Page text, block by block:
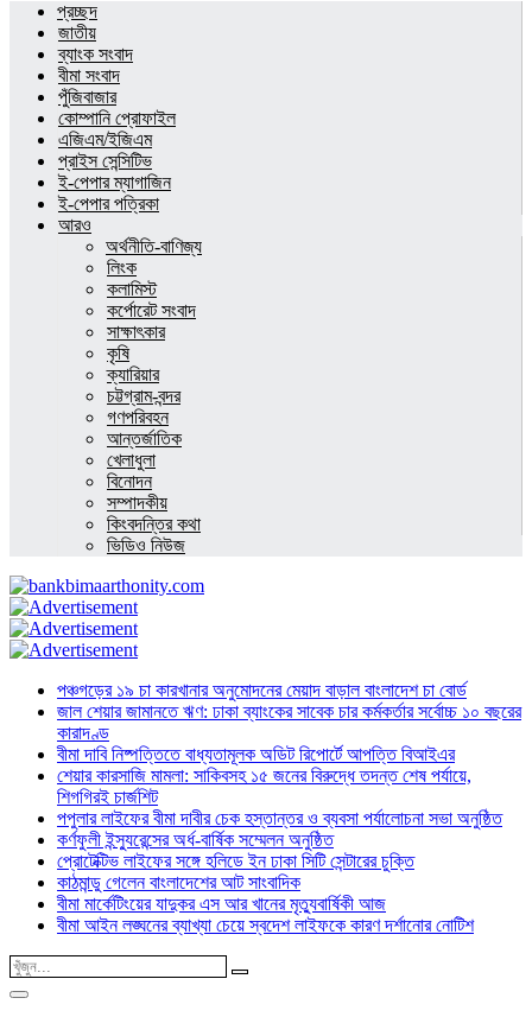
প্রচ্ছদ
জাতীয়
ব্যাংক সংবাদ
বীমা সংবাদ
পুঁজিবাজার
কোম্পানি প্রোফাইল
এজিএম/ইজিএম
প্রাইস সেন্সিটিভ
ই-পেপার ম্যাগাজিন
ই-পেপার পত্রিকা
আরও
অর্থনীতি-বাণিজ্য
লিংক
কলামিস্ট
কর্পোরেট সংবাদ
সাক্ষাৎকার
কৃষি
ক্যারিয়ার
চট্টগ্রাম-বন্দর
গণপরিবহন
আন্তর্জাতিক
খেলাধুলা
বিনোদন
সম্পাদকীয়
কিংবদন্তির কথা
ভিডিও নিউজ
পঞ্চগড়ের ১৯ চা কারখানার অনুমোদনের মেয়াদ বাড়াল বাংলাদেশ চা বোর্ড
জাল শেয়ার জামানতে ঋণ: ঢাকা ব্যাংকের সাবেক চার কর্মকর্তার সর্বোচ্চ ১০ বছরের
কারাদণ্ড
বীমা দাবি নিষ্পত্তিতে বাধ্যতামূলক অডিট রিপোর্টে আপত্তি বিআইএর
শেয়ার কারসাজি মামলা: সাকিবসহ ১৫ জনের বিরুদ্ধে তদন্ত শেষ পর্যায়ে,
শিগগিরই চার্জশিট
পপুলার লাইফের বীমা দাবীর চেক হস্তান্তর ও ব্যবসা পর্যালোচনা সভা অনুষ্ঠিত
কর্ণফুলী ইন্স্যুরেন্সের অর্ধ-বার্ষিক সম্মেলন অনুষ্ঠিত
প্রোটেক্টিভ লাইফের সঙ্গে হলিডে ইন ঢাকা সিটি সেন্টারের চুক্তি
কাঠমান্ডু গেলেন বাংলাদেশের আট সাংবাদিক
বীমা মার্কেটিংয়ের যাদুকর এস আর খানের মৃত্যুবার্ষিকী আজ
বীমা আইন লঙ্ঘনের ব্যাখ্যা চেয়ে স্বদেশ লাইফকে কারণ দর্শানোর নোটিশ